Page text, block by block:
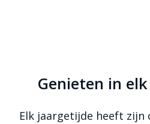
Genieten in
Elk jaargetijde heeft zijn